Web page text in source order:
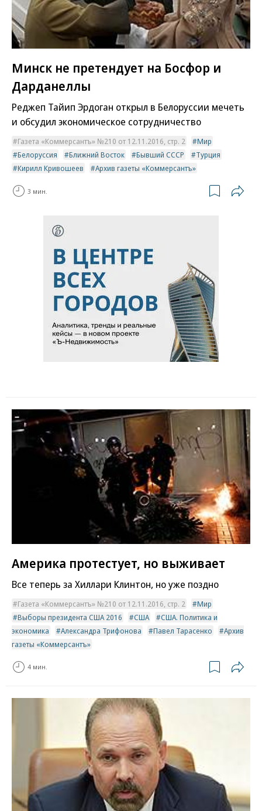
Минск не претендует на Босфор и
Дарданеллы
Реджеп Тайип Эрдоган открыл в Белоруссии мечеть
и обсудил экономическое сотрудничество
Газета «Коммерсантъ» №210 от 12.11.2016, стр. 2
Мир
Белоруссия
Ближний Восток Бывший СССР
Турция
Кирилл Кривошеев
Архив газеты «Коммерсантъ»
3 мин.
Америка протестует, но выживает
Все теперь за Хиллари Клинтон, но уже поздно
Газета «Коммерсантъ» №210 от 12.11.2016, стр. 2
Мир
Выборы президента США 2016
США
США. Политика и
экономика
Александра Трифонова Павел Тарасенко
Архив
газеты «Коммерсантъ»
4 мин.